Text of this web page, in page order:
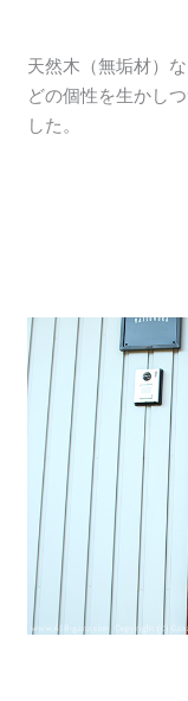
天然木（無垢材）
どの個性を生かし
した。